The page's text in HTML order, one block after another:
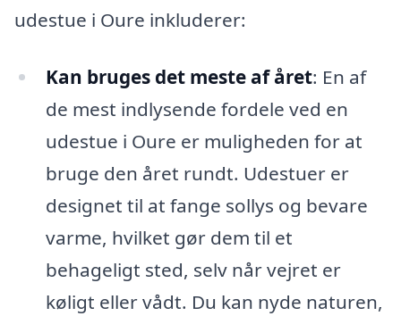
udestue i Oure inkluderer:
Kan bruges det meste af året: En af
de mest indlysende fordele ved en
udestue i Oure er muligheden for at
bruge den året rundt. Udestuer er
designet til at fange sollys og bevare
varme, hvilket gør dem til et
behageligt sted, selv når vejret er
køligt eller vådt. Du kan nyde naturen,